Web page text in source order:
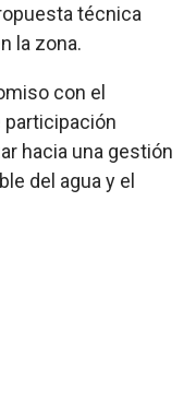
técnica
la zona.
con el
hacia una gestión
del agua y el